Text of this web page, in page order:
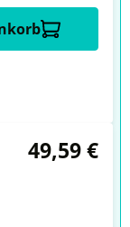
49,59 €